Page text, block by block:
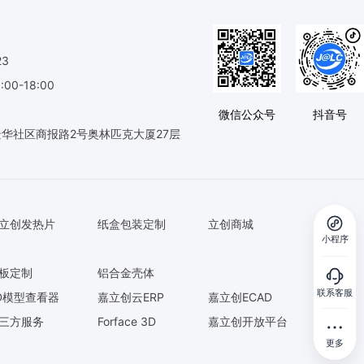
小程序
联系客服
更多
18:00
社区商报路2号奥林匹克大厦27层
微信公众号 抖音号
创发热片 纸盒包装定制 立创商城
定制
铝合金壳体
型查看器
嘉立创云ERP
嘉立创ECAD
方服务
Forface 3D 嘉立创开放平台